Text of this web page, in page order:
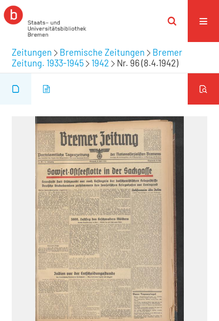
Zeitungen Bremische Zeitungen
Bremer
Zeitung. 1933-1945
1942 Nr. 96 (8.4.1942)